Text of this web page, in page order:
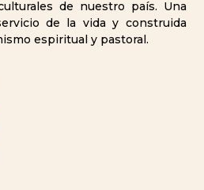
de nuestro país. Una
de la vida y construida
espiritual y pastoral.